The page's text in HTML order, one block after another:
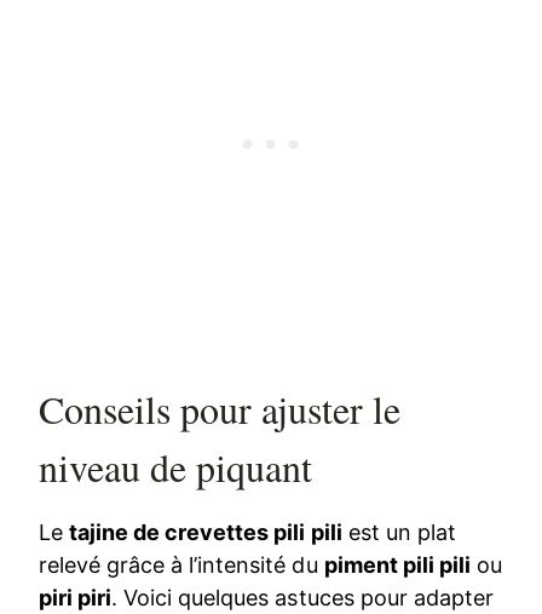
Conseils pour ajuster le
niveau de piquant
Letajine de crevettes pili pili est un plat
relevé grâce à l’intensité du piment pili pili ou
piri piri. Voici quelques astuces pour adapter